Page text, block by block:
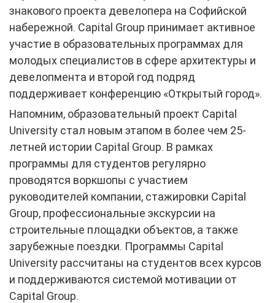
знакового проекта девелопера на Софийской
набережной. Capital Group принимает активное
участие в образовательных программах для
молодых специалистов в сфере архитектуры и
девелопмента и второй год подряд
поддерживает конференцию «Открытый город».
Напомним, образовательный проект Capital
University стал новым этапом в более чем 25-
летней истории Capital Group. В рамках
программы для студентов регулярно
проводятся воркшопы с участием
руководителей компании, стажировки Capital
Group, профессиональные экскурсии на
строительные площадки объектов, а также
зарубежные поездки. Программы Capital
University рассчитаны на студентов всех курсов
и поддерживаются системой мотивации от
Capital Group.